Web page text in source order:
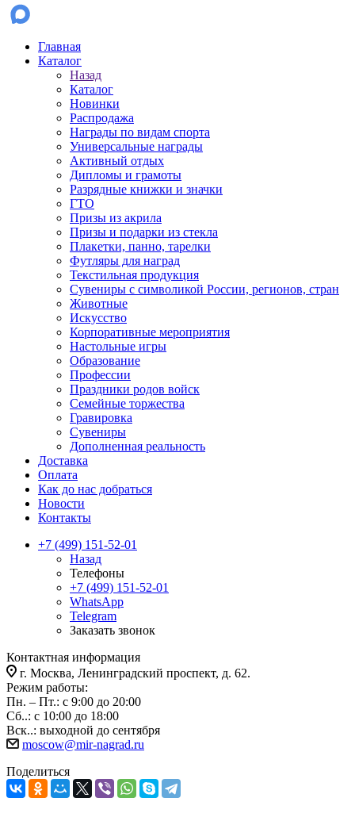
Главная
Каталог
Назад
Каталог
Новинки
Распродажа
Награды по видам спорта
Универсальные награды
Активный отдых
Дипломы и грамоты
Разрядные книжки и значки
ГТО
Призы из акрила
Призы и подарки из стекла
Плакетки, панно, тарелки
Футляры для наград
Текстильная продукция
Сувениры с символикой России, регионов, стран
Животные
Искусство
Корпоративные мероприятия
Настольные игры
Образование
Профессии
Праздники родов войск
Семейные торжества
Гравировка
Сувениры
Дополненная реальность
Доставка
Оплата
Как до нас добраться
Новости
Контакты
+7 (499) 151-52-01
Назад
Телефоны
+7 (499) 151-52-01
WhatsApp
Telegram
Заказать звонок
Контактная информация
г. Москва, Ленинградский проспект, д. 62.
Режим работы:
Пн. – Пт.: с 9:00 до 20:00
Сб..: с 10:00 до 18:00
Вск..: выходной до сентября
moscow@mir-nagrad.ru
Поделиться